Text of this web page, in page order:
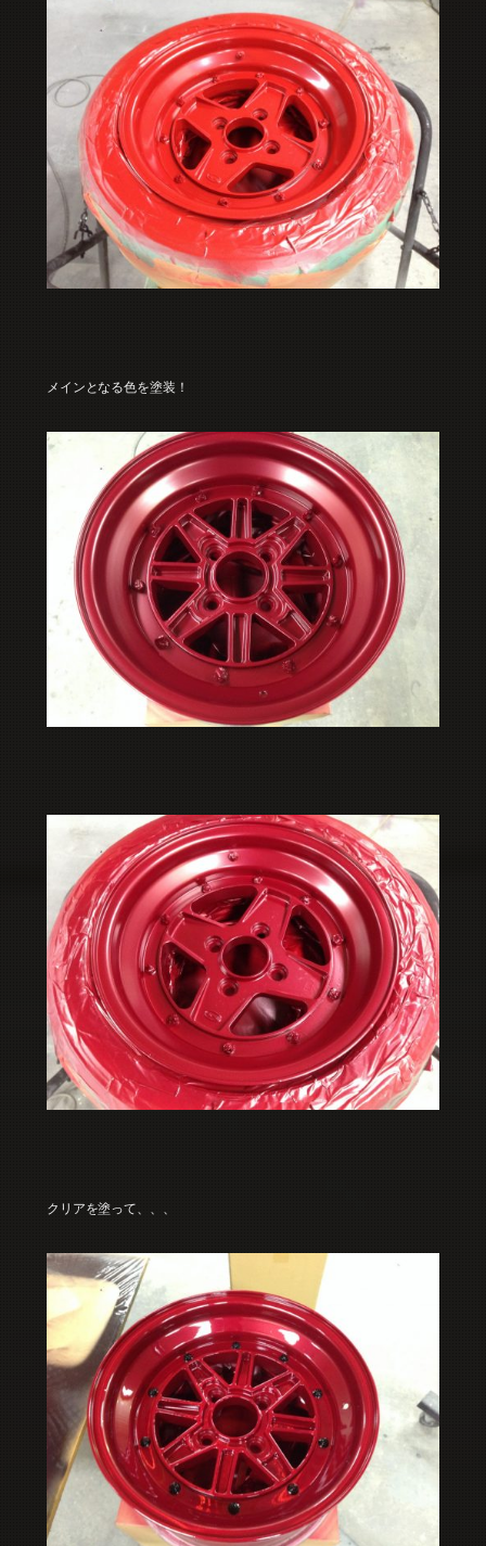
メインとなる色を塗装！
クリアを塗って、、、